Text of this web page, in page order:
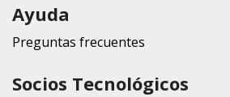
Ayuda
Preguntas frecuentes
Socios Tecnológicos